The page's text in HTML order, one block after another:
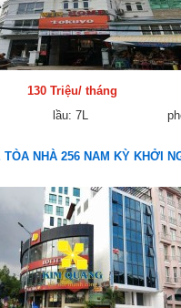
130 Triệu/ tháng
lầu: 7L
TÒA NHÀ 256 NAM KỲ KHỞI